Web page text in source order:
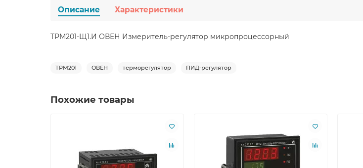
Описание Характеристики
ТРМ201-Щ1.И ОВЕН Измеритель-регулятор микропроцессорный
ТРМ201 ОВЕН терморегулятор ПИД-регулятор
Похожие товары